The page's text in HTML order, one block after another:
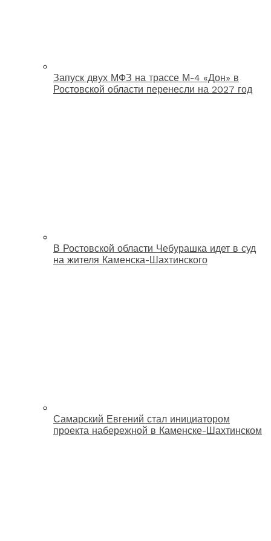
Запуск двух МФЗ на трассе М-4 «Дон» в
Ростовской области перенесли на 2027 год
В Ростовской области Чебурашка идет в суд
на жителя Каменска-Шахтинского
Самарский Евгений стал инициатором
проекта набережной в Каменске-Шахтинском